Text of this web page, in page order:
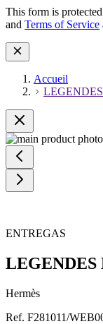
This form is
and Terms of Service
Accueil
ENTREGAS
LEGENDES
Hermès
Ref. F281011/